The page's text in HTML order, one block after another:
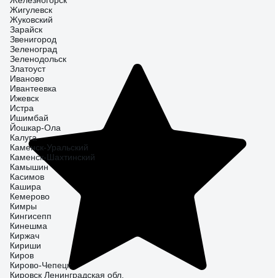
Жигулевск
Жуковский
Зарайск
Звенигород
Зеленоград
Зеленодольск
Златоуст
Иваново
Ивантеевка
Ижевск
Истра
Ишимбай
Йошкар-Ола
Калуга
Каменск-Уральский
Каменск-Шахтинский
Камышин
Касимов
Кашира
Кемерово
Кимры
Кингисепп
Кинешма
Киржач
Кириши
Киров
Кирово-Чепецк
Кировск Ленинградская обл.